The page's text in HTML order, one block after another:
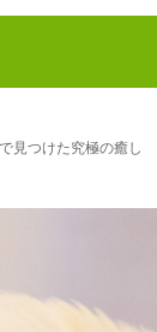
見つけた究極の癒し